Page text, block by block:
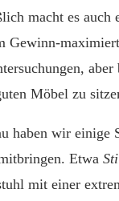
macht es
Gewinn-
Möbel zu
haben wir einige
Etwa
mit einer